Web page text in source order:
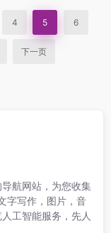
4 5 6
下一页
航网站，为您收集
字写作，图片，音
工智能服务，先人